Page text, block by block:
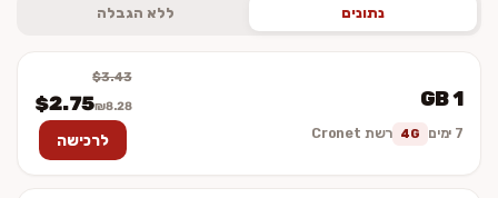
וכולל מע״מ. ההתקנה מיידית — לא נשלח כרטיס פיזי.
נתונים ללא הגבלה
1 GB
7 ימים 4G רשת Cronet
$3.43
$2.75₪8.28
לרכישה